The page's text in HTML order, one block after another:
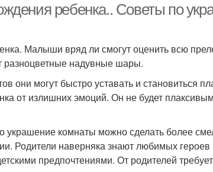
ребенка.. Советы по
Малыши вряд ли смогут оценить всю
разноцветные надувные шары.
они могут быстро уставать и становиться
от излишних эмоций. Он не будет
украшение комнаты можно сделать более
Родители наверняка знают любимых
предпочтениями. От родителей